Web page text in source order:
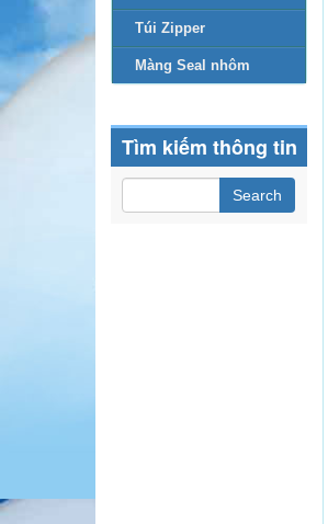
Túi Zipper
Màng Seal nhôm
Tìm kiếm thông tin